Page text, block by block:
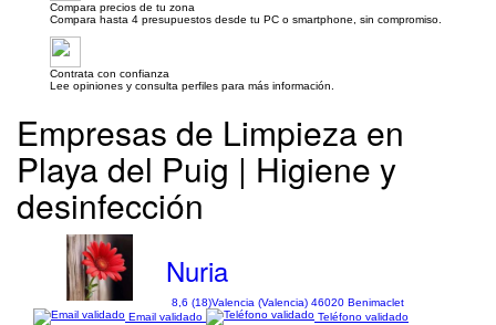
Compara precios de tu zona
Compara hasta 4 presupuestos desde tu PC o smartphone, sin compromiso.
Contrata con confianza
Lee opiniones y consulta perfiles para más información.
Empresas de Limpieza en
Playa del Puig | Higiene y
desinfección
Nuria
8,6 (18)Valencia (Valencia) 46020 Benimaclet
Email validado
Teléfono validado